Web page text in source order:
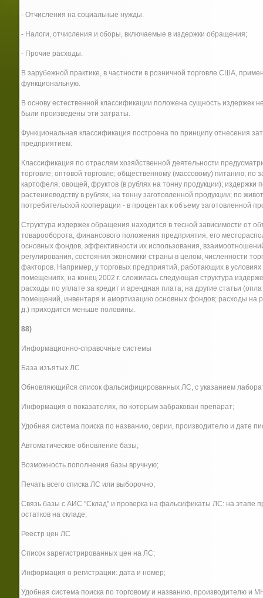
- Отчисления на социальные нужды.
- Налоги, отчисления и сборы, включаемые в издержки обращения;
- Прочие расходы.
В зарубежной практике, в частности в розничной торговле США,
функциональную.
В основу естественной классификации положена сущность издержек
были произведены эти затраты.
Функциональная классификация построена по принципу отнесения
предприятием.
Классификация по отраслям хозяйственной деятельности
торговле; оптовой торговле; общественному (массовому) питанию; по
картофеля, овощей, фруктов (в рублях на тонну продукции); издержки
растениеводству в рублях, на тонну заготовленной продукции; по
потребительской кооперации - в процентах к объему заготовленной
Структура издержек обращения находится в тесной зависимости от
товарооборота, финансового положения предприятия, его
основных фондов, эффективности их использования,
регулирования, состояния экономики страны в целом, численности
факторов. Например, у торговых предприятий, работающих в
помещениях, на конец 2002 г. сложилась следующая структура
расходы по уплате за кредит и арендная плата; на другие статьи
помещений, инвентаря и амортизацию основных фондов; расходы на
д.) приходится меньше половины.
88)
Информационно-справочные системы
База изъятых ЛС
Обновляющийся список фальсифицированных ЛС, с указанием
Информация о показателях, по которым забракован препарат;
Удобная система поиска по названию, серии, производителю и дате
Автоматическое обновление базы;
Возможность пополнения базы вручную;
Печать всего списка ЛС или выборочно;
Связь базы с АИС "Склад" и проверка на фальсификаты ЛС: на этапе
остатков на складе;
Реестр цен ЛС
Список зарегистрированных цен на ЛС;
Информация о регистрации: дата и номер;
Удобная система поиска по торговому и названию, производителю и